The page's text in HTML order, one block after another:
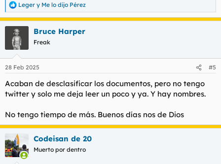
R
e
a
e
:
Leger y Me lo dijo Pérez
Bruce Harper
Freak
28 Feb 2025 #5
Acaban de desclasificar los documentos, pero no tengo
twitter y solo me deja leer un poco y ya. Y hay nombres.
No tengo tiempo de más. Buenos días nos de Dios
Codeisan de 20
Muerto por dentro